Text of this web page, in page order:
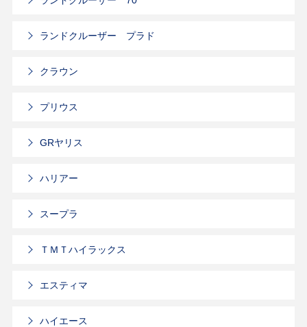
ランドクルーザー プラド
クラウン
プリウス
GRヤリス
ハリアー
スープラ
ＴＭＴハイラックス
エスティマ
ハイエース